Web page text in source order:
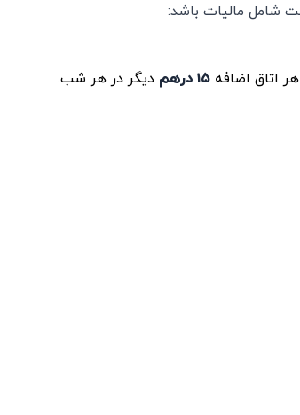
شامل مالیات باشد:
اتاق اضافه ۱۵ درهم دیگر در هر شب.